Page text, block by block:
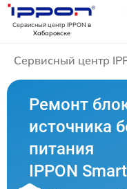
Сервисный центр IPPON в
Хабаровске
Сервисный центр
Ремонт
источника
питания
IPPON